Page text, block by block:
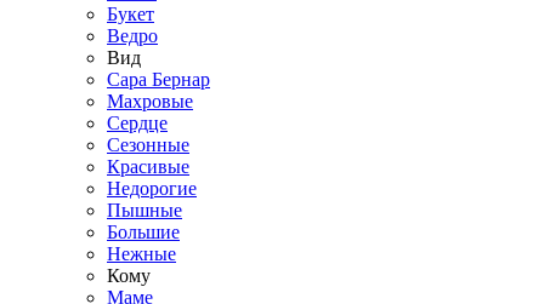
Букет
Ведро
Вид
Сара Бернар
Махровые
Сердце
Сезонные
Красивые
Недорогие
Пышные
Большие
Нежные
Кому
Маме